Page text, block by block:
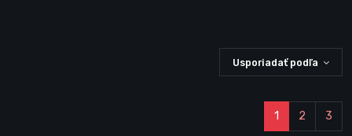
Usporiadať podľa
1 2 3